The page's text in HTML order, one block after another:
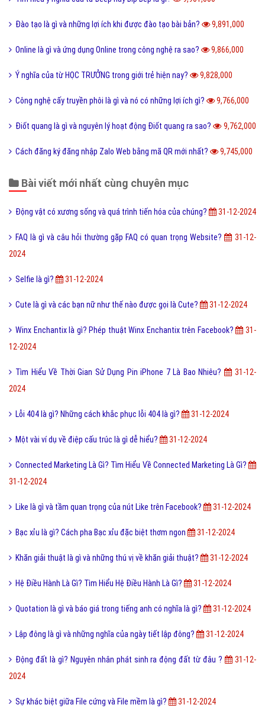
Đào tạo là gì và những lợi ích khi được đào tạo bài bản? 9,891,000
Online là gì và ứng dụng Online trong công nghệ ra sao? 9,866,000
Ý nghĩa của từ HỌC TRƯỞNG trong giới trẻ hiện nay? 9,828,000
Công nghệ cấy truyền phôi là gì và nó có những lợi ích gì? 9,766,000
Điốt quang là gì và nguyên lý hoạt động Điốt quang ra sao? 9,762,000
Cách đăng ký đăng nhập Zalo Web bằng mã QR mới nhất? 9,745,000
Bài viết mới nhất cùng chuyên mục
Động vật có xương sống và quá trình tiến hóa của chúng? 31-12-2024
FAQ là gì và câu hỏi thường gặp FAQ có quan trọng Website?
31-12-
2024
Selfie là gì? 31-12-2024
Cute là gì và các bạn nữ như thế nào được gọi là Cute? 31-12-2024
Winx Enchantix là gì? Phép thuật Winx Enchantix trên Facebook?
31-
12-2024
Tìm Hiểu Về Thời Gian Sử Dụng Pin iPhone 7 Là Bao Nhiêu?
31-12-
2024
Lỗi 404 là gì? Những cách khắc phục lỗi 404 là gì? 31-12-2024
Một vài ví dụ về điệp cấu trúc là gì dễ hiểu? 31-12-2024
Connected Marketing Là Gì? Tìm Hiểu Về Connected Marketing Là Gì?
31-12-2024
Like là gì và tầm quan trọng của nút Like trên Facebook? 31-12-2024
Bạc xỉu là gì? Cách pha Bạc xỉu đặc biệt thơm ngon 31-12-2024
Khăn giải thuật là gì và những thú vị về khăn giải thuật? 31-12-2024
Hệ Điều Hành Là Gì? Tìm Hiểu Hệ Điều Hành Là Gì? 31-12-2024
Quotation là gì và báo giá trong tiếng anh có nghĩa là gì? 31-12-2024
Lập đông là gì và những nghĩa của ngày tiết lập đông? 31-12-2024
Động đất là gì? Nguyên nhân phát sinh ra động đất từ đâu ?
31-12-
2024
Sự khác biệt giữa File cứng và File mềm là gì? 31-12-2024